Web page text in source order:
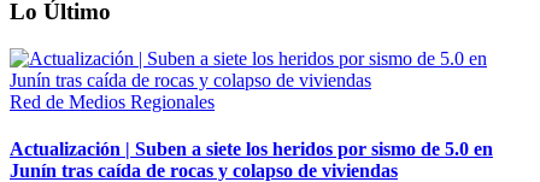
Lo Último
Red de Medios Regionales
Actualización | Suben a siete los heridos por sismo de 5.0 en
Junín tras caída de rocas y colapso de viviendas